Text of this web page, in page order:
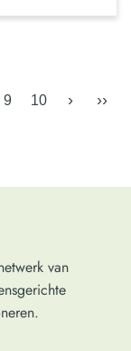
9 10 › ››
van